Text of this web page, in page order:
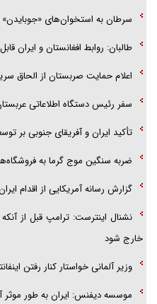
سرطان به استخوان‌های
طالبان: روابط افغانستان و ایران
اعلام حمایت صربستان از الحاق
سفر رئیس دستگاه اطلاعاتی
تأکید ایران و آفریقای جنوبی بر
ضربه سنگین موج گرما به
گزارش رسانه آمریکایی از اقدام
نشنال اینترست: ترامپ قبل از
خارج شود
وزیر آلمانی خواستار کنار رفتن
موسسه دیفنس: ایران به طور موثر